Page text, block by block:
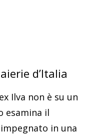
d’Italia
Ilva non è su un
esamina il
in una